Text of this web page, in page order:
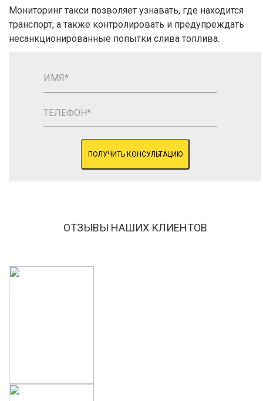
Мониторинг такси позволяет узнавать, где находится
транспорт, а также контролировать и предупреждать
несанкционированные попытки слива топлива.
ПОЛУЧИТЬ КОНСУЛЬТАЦИЮ
ОТЗЫВЫ НАШИХ КЛИЕНТОВ